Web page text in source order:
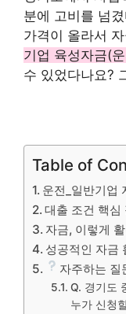
분에 고비를 넘
가격이 올라서
기업 육성자금(
수 있었다나요?
Table of
운전_일반기업
대출 조건 핵심
자금, 이렇게
성공적인 자금
자주하는 질
Q. 경기도
누가 신청